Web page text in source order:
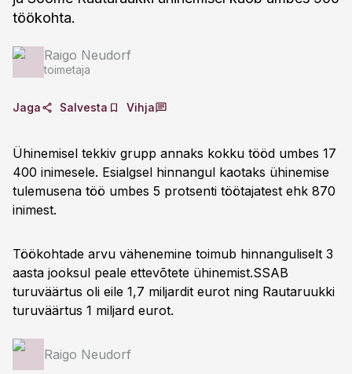
töökohta.
Raigo Neudorf
toimetaja
Jaga Salvesta Vihja
Ühinemisel tekkiv grupp annaks kokku tööd umbes 17
400 inimesele. Esialgsel hinnangul kaotaks ühinemise
tulemusena töö umbes 5 protsenti töötajatest ehk 870
inimest.
Töökohtade arvu vähenemine toimub hinnanguliselt 3
aasta jooksul peale ettevõtete ühinemist.SSAB
turuväärtus oli eile 1,7 miljardit eurot ning Rautaruukki
turuväärtus 1 miljard eurot.
Raigo Neudorf